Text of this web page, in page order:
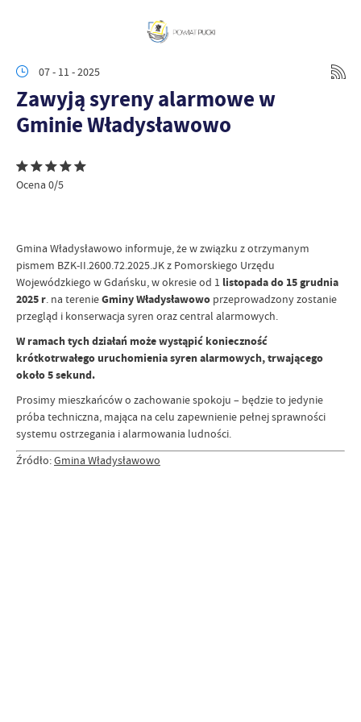
07 - 11 - 2025
Zawyją syreny alarmowe w
Gminie Władysławowo
Ocena 0/5
Gmina Władysławowo informuje, że w związku z otrzymanym
pismem BZK-II.2600.72.2025.JK z Pomorskiego Urzędu
Wojewódzkiego w Gdańsku, w okresie od 1 listopada do 15 grudnia
2025 r. na terenieGminy Władysławowo przeprowadzony zostanie
przegląd i konserwacja syren oraz central alarmowych.
W ramach tych działań może wystąpić konieczność
krótkotrwałego uruchomienia syren alarmowych, trwającego
około 5 sekund.
Prosimy mieszkańców o zachowanie spokoju – będzie to jedynie
próba techniczna, mająca na celu zapewnienie pełnej sprawności
systemu ostrzegania i alarmowania ludności.
Źródło:Gmina Władysławowo